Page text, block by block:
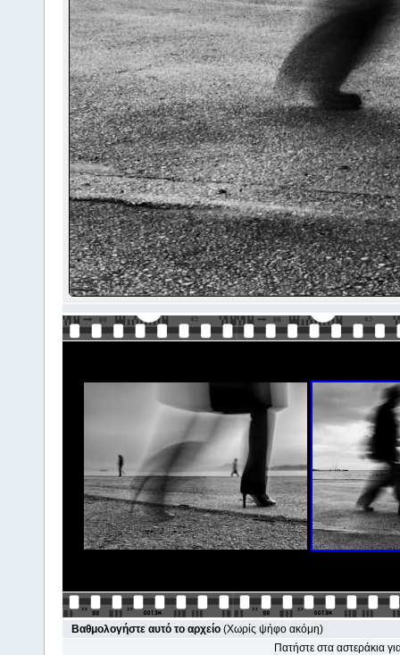
Βαθμολογήστε αυτό το αρχείο (Χωρίς ψήφο ακόμη)
Πατήστε στα αστεράκια